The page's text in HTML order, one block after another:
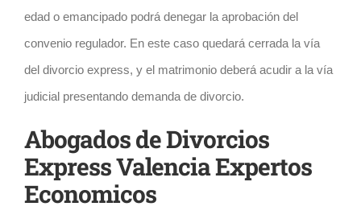
edad o emancipado podrá denegar la aprobación del
convenio regulador. En este caso quedará cerrada la vía
del divorcio express, y el matrimonio deberá acudir a la vía
judicial presentando demanda de divorcio.
Abogados de Divorcios
Express Valencia Expertos
Economicos